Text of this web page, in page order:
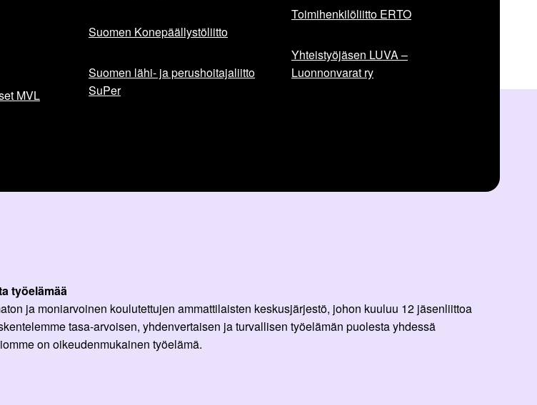
MVL
Suomen Konepäällystöliitto
Suomen lähi- ja perushoitajaliitto
SuPer
Toimihenkilöliitto ERTO
Yhteistyöjäsen LUVA –
Luonnonvarat ry
työelämää
ja moniarvoinen koulutettujen ammattilaisten keskusjärjestö, johon kuuluu 12 jäsenliittoa
tasa-arvoisen, yhdenvertaisen ja turvallisen työelämän puolesta yhdessä
on oikeudenmukainen työelämä.